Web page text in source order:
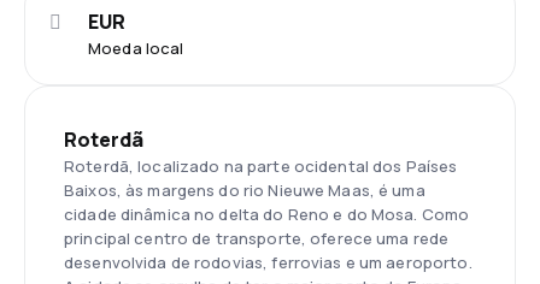
Moeda local
EUR
Roterdã
Roterdã, localizado na parte ocidental dos Países
Baixos, às margens do rio Nieuwe Maas, é uma
cidade dinâmica no delta do Reno e do Mosa. Como
principal centro de transporte, oferece uma rede
desenvolvida de rodovias, ferrovias e um aeroporto.